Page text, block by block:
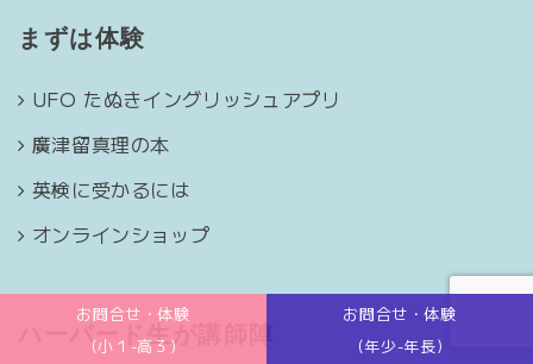
まずは体験
UFO たぬきイングリッシュアプリ
廣津留真理の本
英検に受かるには
オンラインショップ
ハーバード生が講師陣
お問合せ・体験
(小１-高３)
お問合せ・体験
(年少-年長)